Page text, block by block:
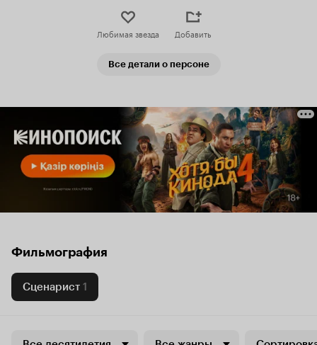
Любимая звезда Добавить
Все детали о персоне
Фильмография
Сценарист 1